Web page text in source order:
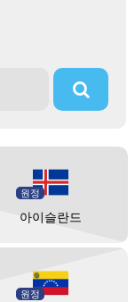
원정
아이슬란드
원정